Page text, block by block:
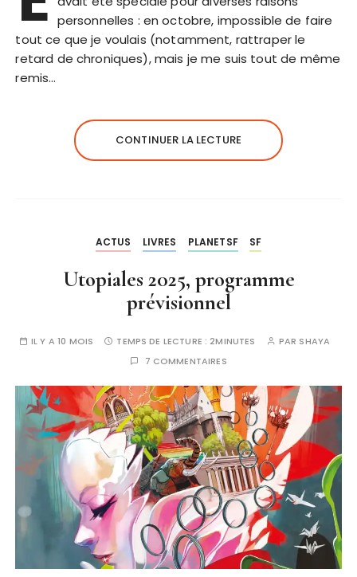
personnelles : en octobre, impossible de faire
tout ce que je voulais (notamment, rattraper le
retard de chroniques), mais je me suis tout de même
remis…
CONTINUER LA LECTURE
ACTUS LIVRES PLANETSF SF
Utopiales 2025, programme
prévisionnel
IL Y A 10 MOIS TEMPS DE LECTURE :2MINUTES PAR SHAYA
7 COMMENTAIRES